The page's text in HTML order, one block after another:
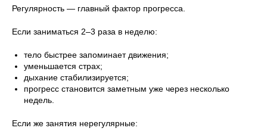
Регулярность — главный фактор прогресса.
Если заниматься 2–3 раза в неделю:
тело быстрее запоминает движения;
уменьшается страх;
дыхание стабилизируется;
прогресс становится заметным уже через несколько
недель.
Если же занятия нерегулярные: